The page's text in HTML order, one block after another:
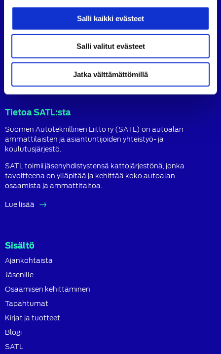
Salli kaikki evästeet
Salli valitut evästeet
Jatka välttämättömillä
Laskutusosoitteet
FacebookLinkedIn
SATL
Instagram
Tietoa SATL:sta
Suomen Autoteknillinen Liitto ry (SATL) on autoalan
ammattilaisten ja asiantuntijoiden yhteistyö- ja
koulutusjärjestö.
SATL toimii jäsenyhdistystensä kattojärjestönä, jonka
tavoitteena on ylläpitää ja kehittää koko autoalan
osaamista ja ammattitaitoa.
Lue lisää
Sisältö
Ajankohtaista
Jäsenille
Osaamisen kehittäminen
Tapahtumat
Kirjat ja tuotteet
Blogi
SATL